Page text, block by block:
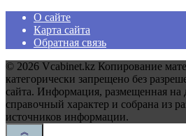
О сайте
Карта сайта
Обратная связь
© 2026 Vcabinet.kz Копирование
категорически запрещено без
сайта. Информация, размещенная на
справочный характер и собрана из
источников информации.